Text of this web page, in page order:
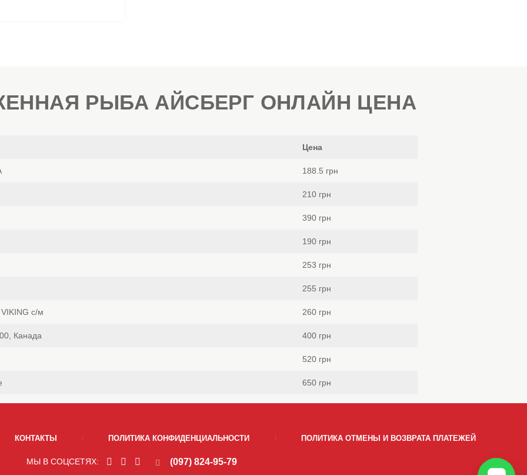
РЫБА АЙСБЕРГ ОНЛАЙН ЦЕНА
Цена
188.5 грн
210 грн
390 грн
190 грн
253 грн
255 грн
с/м 260 грн
Канада 400 грн
520 грн
650 грн
КОНТАКТЫ ПОЛИТИКА КОНФИДЕНЦИАЛЬНОСТИ ПОЛИТИКА ОТМЕНЫ И ВОЗВРАТА ПЛАТЕЖЕЙ
МЫ В СОЦСЕТЯХ: (097) 824-95-79